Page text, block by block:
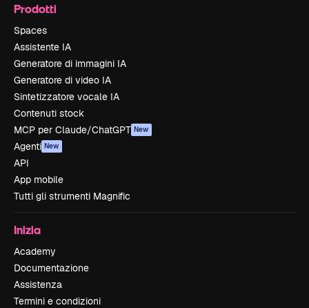
Prodotti
Spaces
Assistente IA
Generatore di immagini IA
Generatore di video IA
Sintetizzatore vocale IA
Contenuti stock
MCP per Claude/ChatGPT New
Agenti New
API
App mobile
Tutti gli strumenti Magnific
Inizia
Academy
Documentazione
Assistenza
Termini e condizioni